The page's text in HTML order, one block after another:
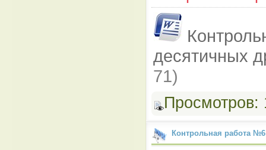
десятичных
71)
Контрольная работа №6